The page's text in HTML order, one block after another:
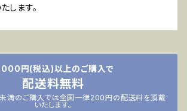
します。
円(税込)以上のご購入で
配送料無料
のご購入では全国一律200円の配送料を頂戴
いたします。